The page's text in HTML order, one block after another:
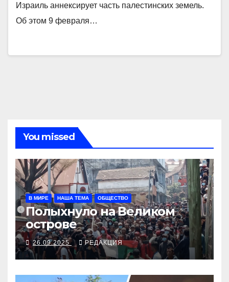
Израиль аннексирует часть палестинских земель.
Об этом 9 февраля…
You missed
В МИРЕ НАША ТЕМА ОБЩЕСТВО
Полыхнуло на Великом
острове
26.09.2025 РЕДАКЦИЯ